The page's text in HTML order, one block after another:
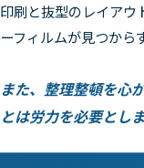
印刷と抜型のレイアウ
ーフィルムが見つから
また、整理整頓を心
とは労力を必要とし